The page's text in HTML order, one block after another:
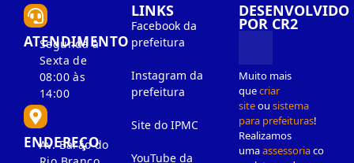
ATENDIMENTO
Segunda à
Sexta de
08:00 às
14:00
ENDEREÇO
Av. Barão do
LINKS
Facebook da
prefeitura
Instagram da
prefeitura
Site do IPMC
YouTube da
DESENVOLVIDO
POR CR2
Muito mais
quecriar
siteou sistema
para prefeituras!
Realizamos
umaassessoriaco